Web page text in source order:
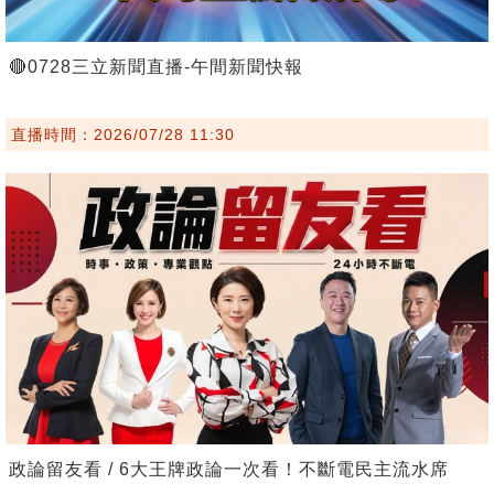
🔴0728三立新聞直播-午間新聞快報
直播時間：2026/07/28 11:30
政論留友看 / 6大王牌政論一次看！不斷電民主流水席